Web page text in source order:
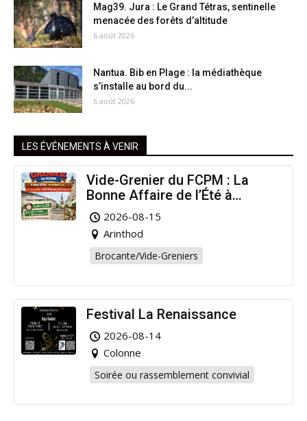
Mag39. Jura : Le Grand Tétras, sentinelle
menacée des forêts d’altitude
6 août 2026
Nantua. Bib en Plage : la médiathèque
s’installe au bord du...
6 août 2026
LES ÉVÉNEMENTS À VENIR
Vide-Grenier du FCPM : La
Bonne Affaire de l’Été à
Arinthod !
2026-08-15
Arinthod
Brocante/Vide-Greniers
Festival La Renaissance
2026-08-14
Colonne
Soirée ou rassemblement convivial